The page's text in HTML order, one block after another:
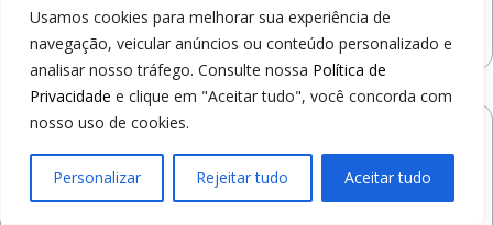
Usamos cookies para melhorar sua experiência de
navegação, veicular anúncios ou conteúdo personalizado e
analisar nosso tráfego. Consulte nossa Política de
Privacidade e clique em "Aceitar tudo", você concorda com
nosso uso de cookies.
Personalizar Rejeitar tudo Aceitar tudo
COMO CHEGAR
Loja 1A99 – North Shopping Barretos
Via Conselheiro Antonio Prado, 1400 - Pedro Cavaline
Barretos/SP